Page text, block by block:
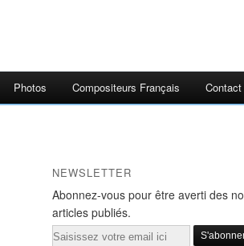
Photos Compositeurs Français Contact
NEWSLETTER
Abonnez-vous pour être averti des
articles publiés.
Email